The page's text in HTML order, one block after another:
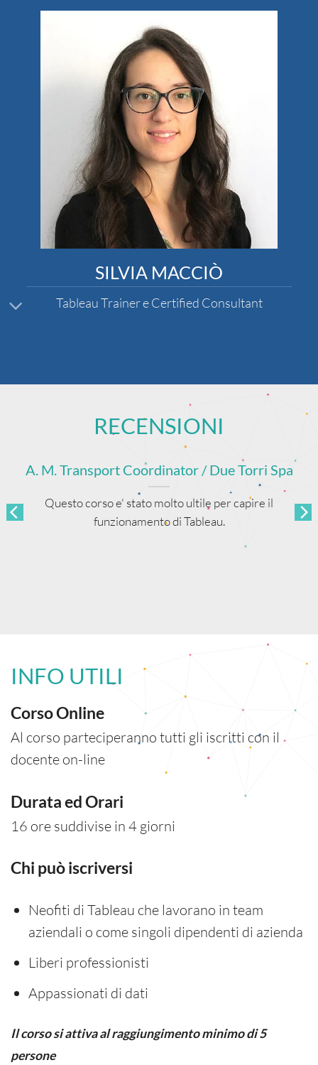
SILVIA MACCIÒ
Tableau Trainer e Certified Consultant
RECENSIONI
A. M. Transport Coordinator / Due Torri Spa
Questo corso e' stato molto ultile per capire il
funzionamento di Tableau.
INFO UTILI
Corso Online
Al corso parteciperanno tutti gli iscritti con il
docente on-line
Durata ed Orari
16 ore suddivise in 4 giorni
Chi può iscriversi
Neofiti di Tableau che lavorano in team
aziendali o come singoli dipendenti di azienda
Liberi professionisti
Appassionati di dati
Il corso si attiva al raggiungimento minimo di 5
persone